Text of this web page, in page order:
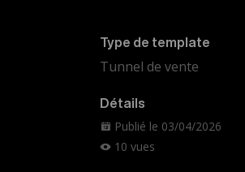
Type de template
Tunnel de vente
Détails
Publié le 03/04/2026
10 vues